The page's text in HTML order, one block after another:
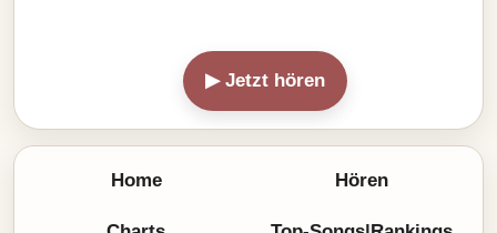
▶ Jetzt hören
Home Hören